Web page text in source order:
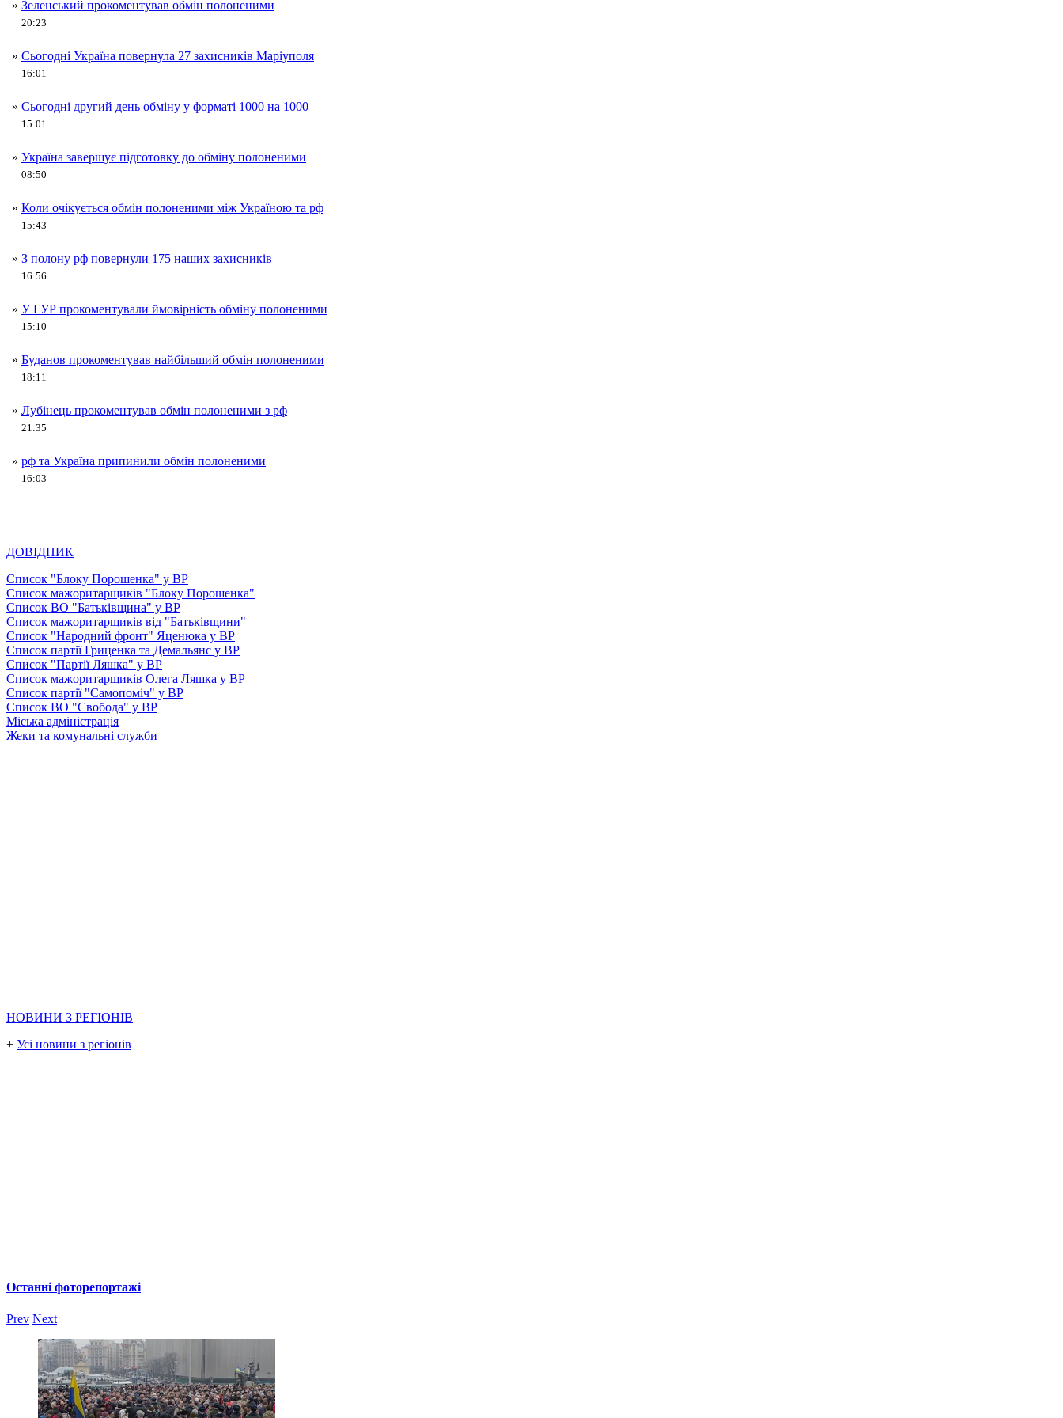
» Зеленський прокоментував обмін полоненими
20:23
» Сьогодні Україна повернула 27 захисників Маріуполя
16:01
» Сьогодні другий день обміну у форматі 1000 на 1000
15:01
» Україна завершує підготовку до обміну полоненими
08:50
» Коли очікується обмін полоненими між Україною та рф
15:43
» З полону рф повернули 175 наших захисників
16:56
» У ГУР прокоментували ймовірність обміну полоненими
15:10
» Буданов прокоментував найбільший обмін полоненими
18:11
» Лубінець прокоментував обмін полоненими з рф
21:35
» рф та Україна припинили обмін полоненими
16:03
ДОВІДНИК
Список "Блоку Порошенка" у ВР
Список мажоритарщиків "Блоку Порошенка"
Список ВО "Батьківщина" у ВР
Список мажоритарщиків від "Батьківщини"
Список "Народний фронт" Яценюка у ВР
Список партії Гриценка та Демальянс у ВР
Список "Партії Ляшка" у ВР
Список мажоритарщиків Олега Ляшка у ВР
Список партії "Самопоміч" у ВР
Список ВО "Свобода" у ВР
Міська адміністрація
Жеки та комунальні служби
НОВИНИ З РЕГІОНІВ
+ Усі новини з регіонів
Останні фоторепортажі
Prev Next